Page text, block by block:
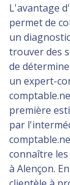
L'avantage
permet de
un
trouver des
de
un expert-
première
par
connaître
à Alençon.